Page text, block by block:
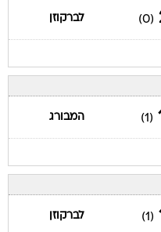
(0) לברקוזן
(1) המבורג
(1) לברקוזן